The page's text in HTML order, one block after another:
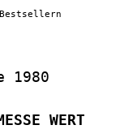
Bestsellern
1980
WERT